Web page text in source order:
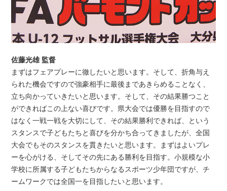
佐藤光雄 監督
まずはフェアプレーに徹したいと思います。そして、折角与え
られた機会ですので強豪相手に最後まであきらめることなく、
立ち向かっていきたいと思います。そして、その結果勝つこと
ができればこの上ない喜びです。県大会では優勝を目指すので
はなく一戦一戦を大切にして、その結果勝利できれば、という
スタンスで子どもたちと喜びを分かち合ってきましたが、全国
大会でもそのスタンスを貫きたいと思います。まずはよいプレ
ーを心がける、そしてその先にある勝利を目指す。小規模な小
学校に所属する子どもたちからなるスポーツ少年団ですが、チ
ームワークでは全国一を目指したいと思います。